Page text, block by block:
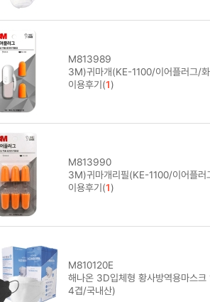
M813989
3M)귀마개(KE-1100/이어플러그/
이용후기(1)
M813990
3M)귀마개리필(KE-1100/이어플러
이용후기(1)
M810120E
해나온 3D입체형 황사방역용마스
4겹/국내산)